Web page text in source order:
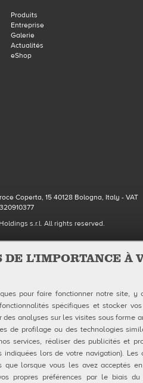
DE L'IMPORTANCE À
pour faire fonctionner notre site, y
spécifiques et stocker
analyses sur les visites sous forme
de profilage ou des technologies
services, réaliser des publicités et
lors de votre navigation). Les
lorsque vous les avez acceptés
propres préférences par le biais
Produits
Entreprise
Galerie
Actualités
eShop
Coperta, 15 40128 Bologna, Italy - VAT
s.r.l. All rights reserved.